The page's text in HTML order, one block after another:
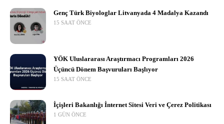
Genç Türk Biyologlar Litvanyada 4 Madalya Kazandı
15 SAAT ÖNCE
YÖK Uluslararası Araştırmacı Programları 2026
Üçüncü Dönem Başvuruları Başlıyor
15 SAAT ÖNCE
İçişleri Bakanlığı İnternet Sitesi Veri ve Çerez Politikası
1 GÜN ÖNCE